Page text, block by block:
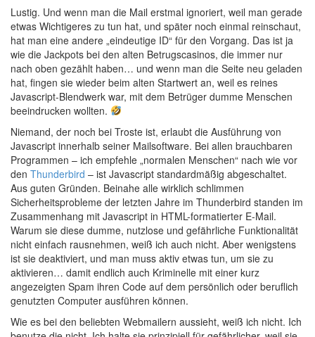
Lustig. Und wenn man die Mail erstmal ignoriert, weil man gerade
etwas Wichtigeres zu tun hat, und später noch einmal reinschaut,
hat man eine andere „eindeutige ID“ für den Vorgang. Das ist ja
wie die Jackpots bei den alten Betrugscasinos, die immer nur
nach oben gezählt haben… und wenn man die Seite neu geladen
hat, fingen sie wieder beim alten Startwert an, weil es reines
Javascript-Blendwerk war, mit dem Betrüger dumme Menschen
beeindrucken wollten.
Niemand, der noch bei Troste ist, erlaubt die Ausführung von
Javascript innerhalb seiner Mailsoftware. Bei allen brauchbaren
Programmen – ich empfehle „normalen Menschen“ nach wie vor
den Thunderbird – ist Javascript standardmäßig abgeschaltet.
Aus guten Gründen. Beinahe alle wirklich schlimmen
Sicherheitsprobleme der letzten Jahre im Thunderbird standen im
Zusammenhang mit Javascript in HTML-formatierter E-Mail.
Warum sie diese dumme, nutzlose und gefährliche Funktionalität
nicht einfach rausnehmen, weiß ich auch nicht. Aber wenigstens
ist sie deaktiviert, und man muss aktiv etwas tun, um sie zu
aktivieren… damit endlich auch Kriminelle mit einer kurz
angezeigten Spam ihren Code auf dem persönlich oder beruflich
genutzten Computer ausführen können.
Wie es bei den beliebten Webmailern aussieht, weiß ich nicht. Ich